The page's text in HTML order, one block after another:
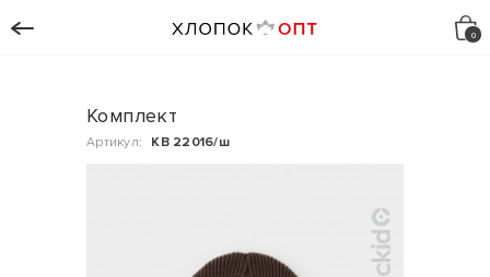
Комплект
Артикул: КВ 22016/ш